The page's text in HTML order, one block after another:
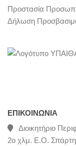
Προστασία
Δήλωση
ΕΠΙΚΟΙΝΩΝΊΑ
Διοικητήριο
2ο χλμ. Ε.Ο.